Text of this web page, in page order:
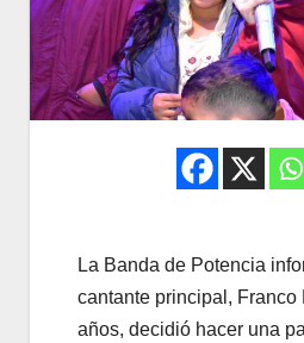
La Banda de Potencia
cantante principal, Franco
años, decidió hacer una